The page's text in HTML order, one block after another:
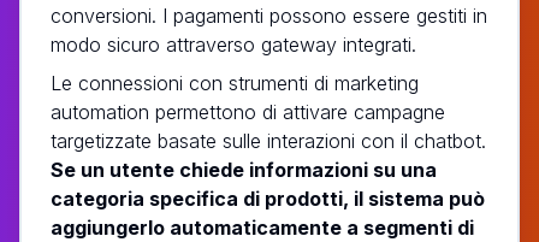
conversioni. I pagamenti possono essere gestiti in
modo sicuro attraverso gateway integrati.
Le connessioni con strumenti di marketing
automation permettono di attivare campagne
targetizzate basate sulle interazioni con il chatbot.
Se un utente chiede informazioni su una
categoria specifica di prodotti, il sistema può
aggiungerlo automaticamente a segmenti di